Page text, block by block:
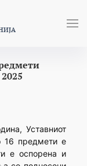
Уставниот
16 предмети е
е оспорена и